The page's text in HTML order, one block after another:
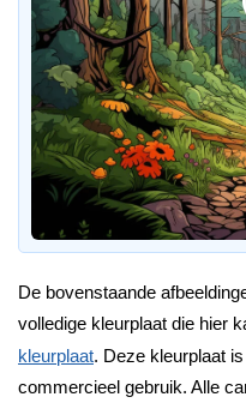
De bovenstaande
volledige kleurplaat die hier
kleurplaat. Deze kleurplaat
commercieel gebruik. Alle